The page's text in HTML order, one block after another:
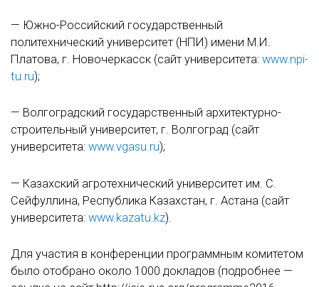
— Южно-Российский государственный
политехнический университет (НПИ) имени М.И.
Платова, г. Новочеркасск (сайт университета: www.npi-
tu.ru);
— Волгоградский государственный архитектурно-
строительный университет, г. Волгоград (сайт
университета: www.vgasu.ru);
— Казахский агротехнический университет им. С.
Сейфуллина, Республика Казахстан, г. Астана (сайт
университета: www.kazatu.kz).
Для участия в конференции программным комитетом
было отобрано около 1000 докладов (подробнее —